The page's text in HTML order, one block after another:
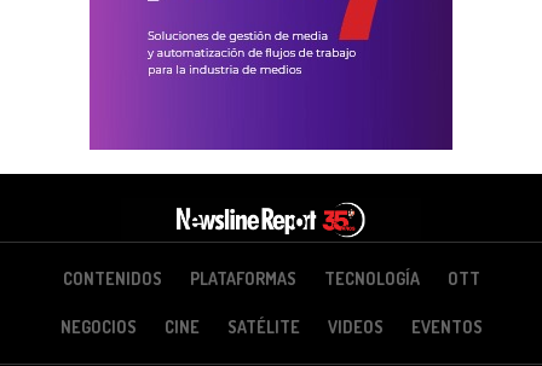
CONTENIDOS PLATAFORMAS TECNOLOGÍA OTT
NEGOCIOS CINE SATÉLITE VIDEOS EVENTOS